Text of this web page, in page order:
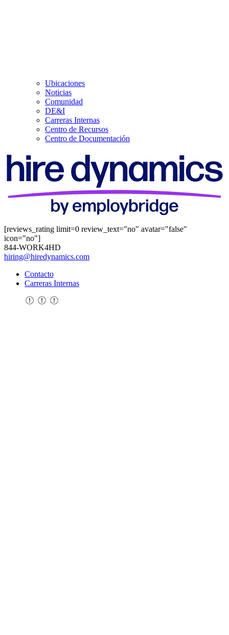
Ubicaciones
Noticias
Comunidad
DE&I
Carreras Internas
Centro de Recursos
Centro de Documentación
[reviews_rating limit=0 review_text="no" avatar="false"
icon="no"]
844-WORK4HD
hiring@hiredynamics.com
Contacto
Carreras Internas